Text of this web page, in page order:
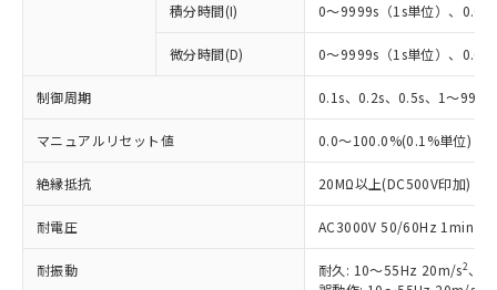
積分時間(I) 0～9999s（1s単位）、0.0
微分時間(D) 0～9999s（1s単位）、0.0
制御周期 0.1s、0.2s、0.5s、1～99s
マニュアルリセット値 0.0～100.0%(0.1%単位)
絶縁抵抗 20MΩ以上(DC500V印加)
耐電圧 AC3000V 50/60Hz 1min (
耐振動 耐久: 10～55Hz 20m/s2、3
※1 対応状況
対応済み：EU RoHS指令（10物質）の
非含有に対応した製品が提供可能な商品で